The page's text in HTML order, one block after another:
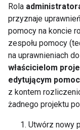
Rola
przyznaje
pomocy na koncie
zespołu pomocy
na uprawnieniach
właścicielom
edytującym
z kontem
żadnego projektu
Utwórz nowy